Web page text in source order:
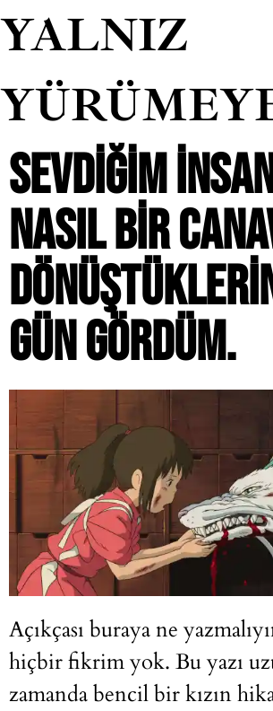
YALNIZ
SEVDIĞIM
NASIL BIR
GÜN GÖRDÜM.
Açıkçası buraya ne
hiçbir fikrim yok. Bu yazı
zamanda bencil bir kızın